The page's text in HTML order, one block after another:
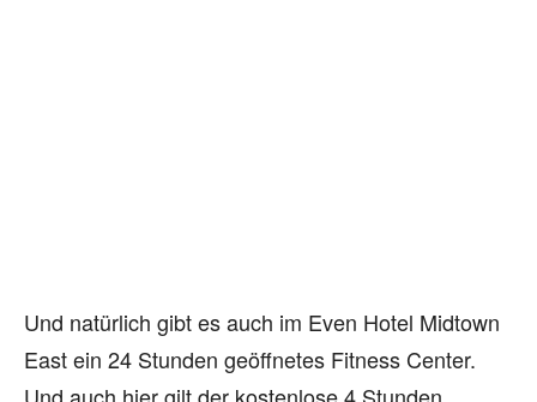
Und natürlich gibt es auch im Even Hotel Midtown
East ein 24 Stunden geöffnetes Fitness Center.
Und auch hier gilt der kostenlose 4 Stunden